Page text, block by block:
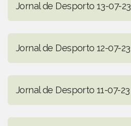
Jornal de Desporto 13-07-23
Jornal de Desporto 12-07-23
Jornal de Desporto 11-07-23